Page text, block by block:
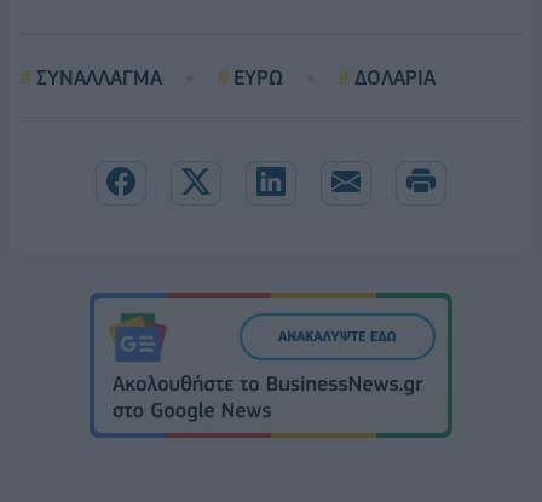
ΣΥΝΑΛΛΑΓΜΑ ΕΥΡΩ ΔΟΛΑΡΙΑ